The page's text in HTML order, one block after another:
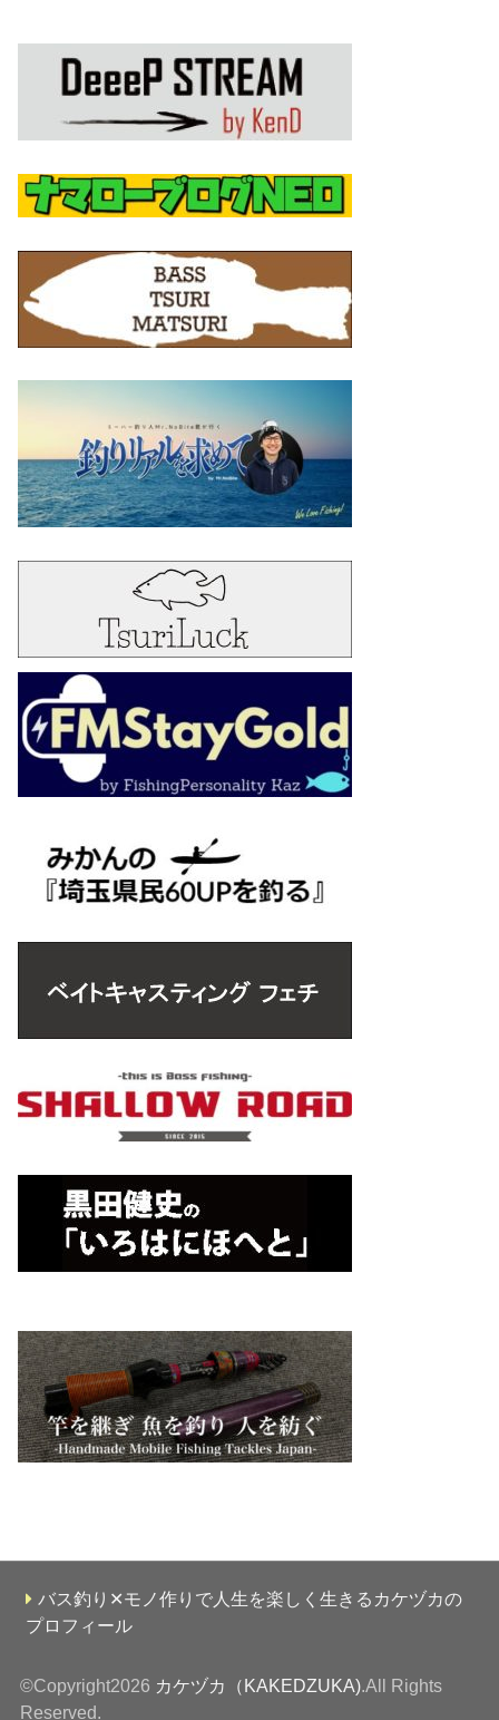
バス釣り✕モノ作りで人生を楽しく生きるカケヅカの
プロフィール
©Copyright2026 カケヅカ（KAKEDZUKA).All Rights
Reserved.